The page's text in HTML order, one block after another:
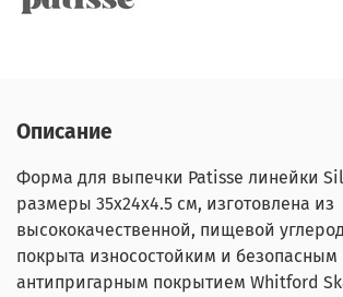
Описание
Форма для выпечки Patisse линейки
размеры 35х24х4.5 см, изготовлена из
высококачественной, пищевой
покрыта износостойким и безопасным
антипригарным покрытием Whitford